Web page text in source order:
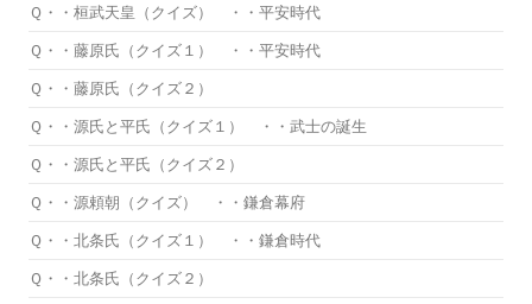
Ｑ・・桓武天皇（クイズ） ・・平安時代
Ｑ・・藤原氏（クイズ１） ・・平安時代
Ｑ・・藤原氏（クイズ２）
Ｑ・・源氏と平氏（クイズ１） ・・武士の誕生
Ｑ・・源氏と平氏（クイズ２）
Ｑ・・源頼朝（クイズ） ・・鎌倉幕府
Ｑ・・北条氏（クイズ１） ・・鎌倉時代
Ｑ・・北条氏（クイズ２）